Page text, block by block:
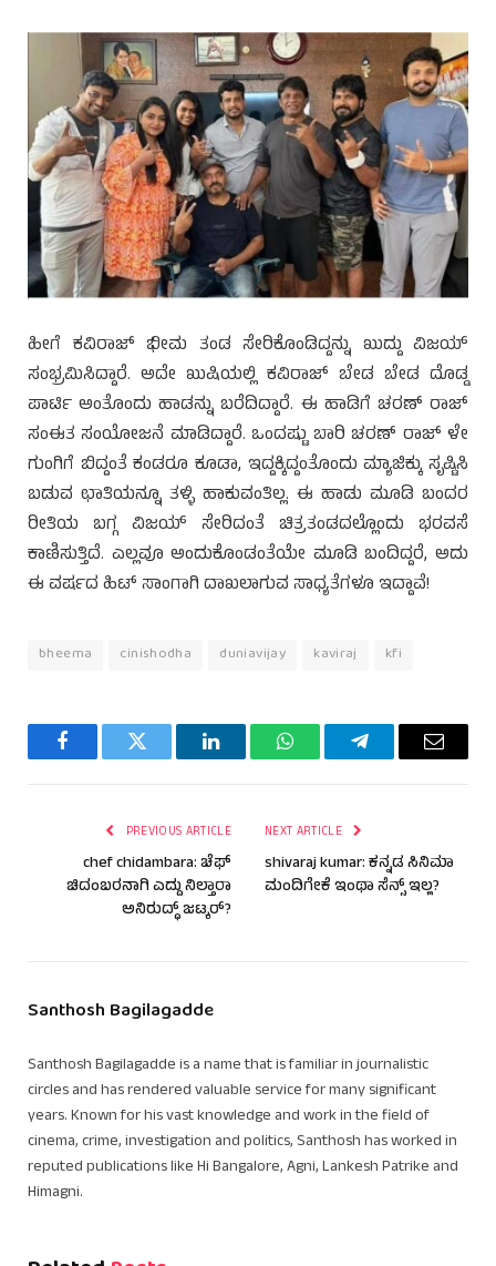
ಹೀಗೆ ಕವಿರಾಜ್ ಭೀಮ ತಂಡ ಸೇರಿಕೊಂಡಿದ್ದನ್ನು ಖುದ್ದು ವಿಜಯ್
ಸಂಭ್ರಮಿಸಿದ್ದಾರೆ. ಅದೇ ಖುಷಿಯಲ್ಲಿ ಕವಿರಾಜ್ ಬೇಡ ಬೇಡ ದೊಡ್ಡ
ಪಾರ್ಟಿ ಅಂತೊಂದು ಹಾಡನ್ನು ಬರೆದಿದ್ದಾರೆ. ಈ ಹಾಡಿಗೆ ಚರಣ್ ರಾಜ್
ಸಂಈತ ಸಂಯೋಜನೆ ಮಾಡಿದ್ದಾರೆ. ಒಂದಷ್ಟು ಬಾರಿ ಚರಣ್ ರಾಜ್ ಳೇ
ಗುಂಗಿಗೆ ಬಿದ್ದಂತೆ ಕಂಡರೂ ಕೂಡಾ, ಇದ್ದಕ್ಕಿದ್ದಂತೊಂದು ಮ್ಯಾಜಿಕ್ಕು ಸೃಷ್ಟಿಸಿ
ಬಡುವ ಛಾತಿಯನ್ನೂ ತಳ್ಳಿ ಹಾಕುವಂತಿಲ್ಲ. ಈ ಹಾಡು ಮೂಡಿ ಬಂದರ
ರೀತಿಯ ಬಗ್ಗ ವಿಜಯ್ ಸೇರಿದಂತೆ ಚಿತ್ರತಂಡದಲ್ಲೊಂದು ಭರವಸೆ
ಕಾಣಿಸುತ್ತಿದೆ. ಎಲ್ಲವೂ ಅಂದುಕೊಂಡಂತೆಯೇ ಮೂಡಿ ಬಂದಿದ್ದರೆ, ಅದು
ಈ ವರ್ಷದ ಹಿಟ್ ಸಾಂಗಾಗಿ ದಾಖಲಾಗುವ ಸಾಧ್ಯತೆಗಳೂ ಇದ್ದಾವೆ!
bheema cinishodha duniavijay kaviraj kfi
FacebookTwitter LinkedInWhatsAppTelegramEmail
PREVIOUS ARTICLE
chef chidambara: ಚೆಫ್
ಚಿದಂಬರನಾಗಿ ಎದ್ದು ನಿಲ್ತಾರಾ
ಅನಿರುದ್ಧ್ ಜಟ್ಕರ್?
NEXT ARTICLE
shivaraj kumar: ಕನ್ನಡ ಸಿನಿಮಾ
ಮಂದಿಗೇಕೆ ಇಂಥಾ ಸೆನ್ಸ್ ಇಲ್ಲ?
Santhosh Bagilagadde
Santhosh Bagilagadde is a name that is familiar in journalistic
circles and has rendered valuable service for many significant
years. Known for his vast knowledge and work in the field of
cinema, crime, investigation and politics, Santhosh has worked in
reputed publications like Hi Bangalore, Agni, Lankesh Patrike and
Himagni.